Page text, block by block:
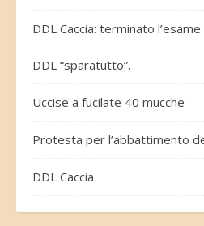
DDL Caccia: terminato
DDL “sparatutto”.
Uccise a fucilate 40 mucche
Protesta per l’abbattimento
DDL Caccia